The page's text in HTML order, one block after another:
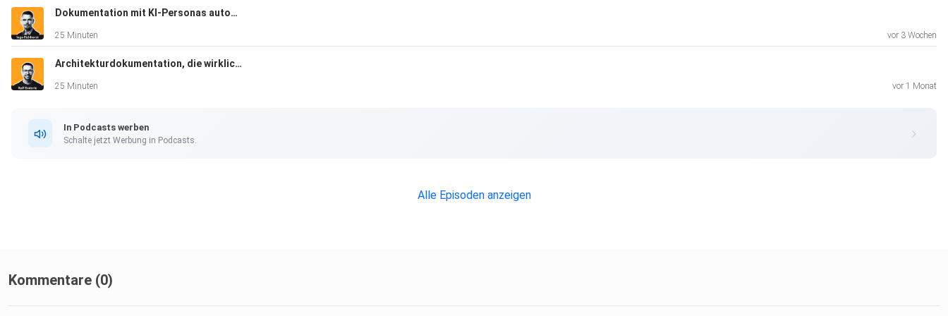
Dokumentation mit KI-Personas automatisch prüfen - Ingo Eichhorst
25 Minuten vor 3 Wochen
Architekturdokumentation, die wirklich Wirkung entfaltet - Ralf Enderle
25 Minuten vor 1 Monat
In Podcasts werben
Schalte jetzt Werbung in Podcasts.
Alle Episoden anzeigen
Kommentare (0)